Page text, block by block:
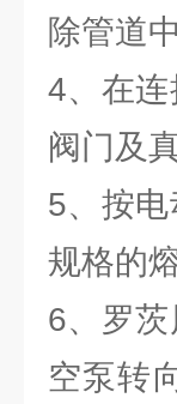
除管道
4、在
阀门及
5、按
规格的
6、罗
空泵转